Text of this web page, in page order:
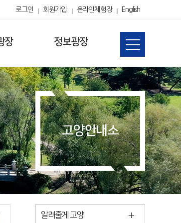
로그인 회원가입 온라인체험장 English
장 정보광장
고양안내소
알려줄게 고양